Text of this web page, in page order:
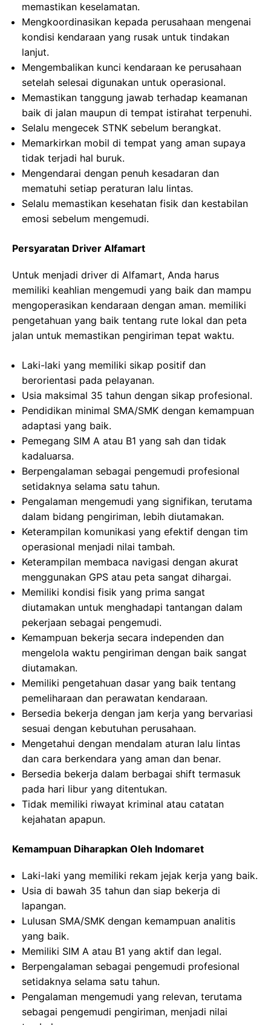
memastikan keselamatan.
Mengkoordinasikan kepada perusahaan mengenai
kondisi kendaraan yang rusak untuk tindakan
lanjut.
Mengembalikan kunci kendaraan ke perusahaan
setelah selesai digunakan untuk operasional.
Memastikan tanggung jawab terhadap keamanan
baik di jalan maupun di tempat istirahat terpenuhi.
Selalu mengecek STNK sebelum berangkat.
Memarkirkan mobil di tempat yang aman supaya
tidak terjadi hal buruk.
Mengendarai dengan penuh kesadaran dan
mematuhi setiap peraturan lalu lintas.
Selalu memastikan kesehatan fisik dan kestabilan
emosi sebelum mengemudi.
Persyaratan Driver Alfamart
Untuk menjadi driver di Alfamart, Anda harus
memiliki keahlian mengemudi yang baik dan mampu
mengoperasikan kendaraan dengan aman. memiliki
pengetahuan yang baik tentang rute lokal dan peta
jalan untuk memastikan pengiriman tepat waktu.
Laki-laki yang memiliki sikap positif dan
berorientasi pada pelayanan.
Usia maksimal 35 tahun dengan sikap profesional.
Pendidikan minimal SMA/SMK dengan kemampuan
adaptasi yang baik.
Pemegang SIM A atau B1 yang sah dan tidak
kadaluarsa.
Berpengalaman sebagai pengemudi profesional
setidaknya selama satu tahun.
Pengalaman mengemudi yang signifikan, terutama
dalam bidang pengiriman, lebih diutamakan.
Keterampilan komunikasi yang efektif dengan tim
operasional menjadi nilai tambah.
Keterampilan membaca navigasi dengan akurat
menggunakan GPS atau peta sangat dihargai.
Memiliki kondisi fisik yang prima sangat
diutamakan untuk menghadapi tantangan dalam
pekerjaan sebagai pengemudi.
Kemampuan bekerja secara independen dan
mengelola waktu pengiriman dengan baik sangat
diutamakan.
Memiliki pengetahuan dasar yang baik tentang
pemeliharaan dan perawatan kendaraan.
Bersedia bekerja dengan jam kerja yang bervariasi
sesuai dengan kebutuhan perusahaan.
Mengetahui dengan mendalam aturan lalu lintas
dan cara berkendara yang aman dan benar.
Bersedia bekerja dalam berbagai shift termasuk
pada hari libur yang ditentukan.
Tidak memiliki riwayat kriminal atau catatan
kejahatan apapun.
Kemampuan Diharapkan Oleh Indomaret
Laki-laki yang memiliki rekam jejak kerja yang baik.
Usia di bawah 35 tahun dan siap bekerja di
lapangan.
Lulusan SMA/SMK dengan kemampuan analitis
yang baik.
Memiliki SIM A atau B1 yang aktif dan legal.
Berpengalaman sebagai pengemudi profesional
setidaknya selama satu tahun.
Pengalaman mengemudi yang relevan, terutama
sebagai pengemudi pengiriman, menjadi nilai